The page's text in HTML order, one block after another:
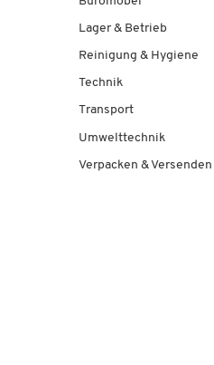
Lager & Betrieb
Reinigung & Hygiene
Technik
Transport
Umwelttechnik
Verpacken & Versenden